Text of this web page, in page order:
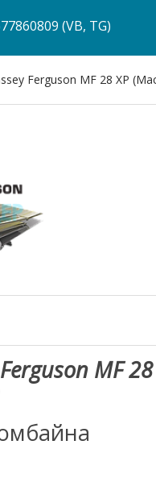
(VB, TG)
Ferguson MF 28 XP
MF 28